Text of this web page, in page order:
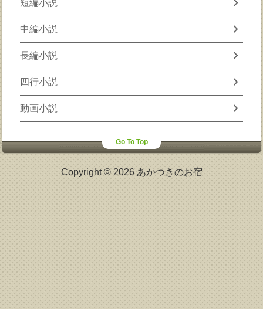
短編小説
中編小説 chevron_right
長編小説 chevron_right
四行小説 chevron_right
動画小説 chevron_right
Go To Top
Copyright © 2026 あかつきのお宿